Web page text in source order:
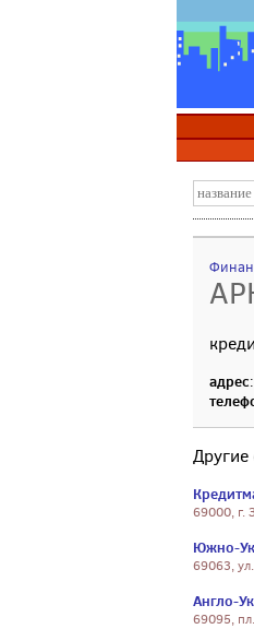
адрес
69000, г.
Южно-
69063,
Англо-
69095,